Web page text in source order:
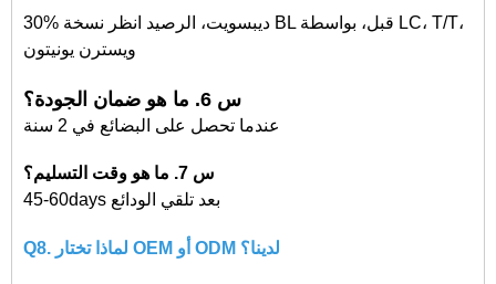
30% ديبسويت، الرصيد انظر نسخة BL قبل، بواسطة LC، T/T،
ويسترن يونيتون
س 6. ما هو ضمان الجودة؟
عندما تحصل على البضائع في 2 سنة
س 7. ما هو وقت التسليم؟
45-60days بعد تلقي الودائع
Q8. لماذا تختار OEM أو ODM لدينا؟